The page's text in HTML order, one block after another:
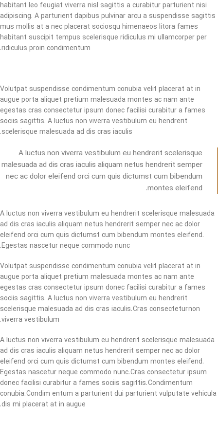
habitant leo feugiat viverra nisl sagittis a curabitur parturient nisi
adipiscing. A parturient dapibus pulvinar arcu a suspendisse sagittis
mus mollis at a nec placerat sociosqu himenaeos litora fames
habitant suscipit tempus scelerisque ridiculus mi ullamcorper per
ridiculus proin condimentum.
Volutpat suspendisse condimentum conubia velit placerat at in
augue porta aliquet pretium malesuada montes ac nam ante
egestas cras consectetur ipsum donec facilisi curabitur a fames
sociis sagittis. A luctus non viverra vestibulum eu hendrerit
scelerisque malesuada ad dis cras iaculis.
A luctus non viverra vestibulum eu hendrerit scelerisque
malesuada ad dis cras iaculis aliquam netus hendrerit semper
nec ac dolor eleifend orci cum quis dictumst cum bibendum
montes eleifend.
A luctus non viverra vestibulum eu hendrerit scelerisque malesuada
ad dis cras iaculis aliquam netus hendrerit semper nec ac dolor
eleifend orci cum quis dictumst cum bibendum montes eleifend.
Egestas nascetur neque commodo nunc.
Volutpat suspendisse condimentum conubia velit placerat at in
augue porta aliquet pretium malesuada montes ac nam ante
egestas cras consectetur ipsum donec facilisi curabitur a fames
sociis sagittis. A luctus non viverra vestibulum eu hendrerit
scelerisque malesuada ad dis cras iaculis. Cras consectetur non
viverra vestibulum.
A luctus non viverra vestibulum eu hendrerit scelerisque malesuada
ad dis cras iaculis aliquam netus hendrerit semper nec ac dolor
eleifend orci cum quis dictumst cum bibendum montes eleifend.
Egestas nascetur neque commodo nunc. Cras consectetur ipsum
donec facilisi curabitur a fames sociis sagittis. Condimentum
conubia. Condim entum a parturient dui parturient vulputate vehicula
dis mi placerat at in augue.